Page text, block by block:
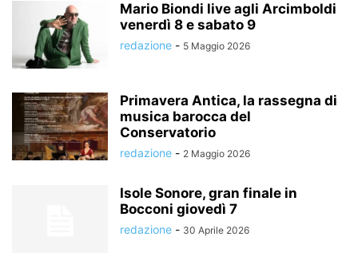
Mario Biondi live agli Arcimboldi
venerdì 8 e sabato 9
redazione - 5 Maggio 2026
Primavera Antica, la rassegna di
musica barocca del
Conservatorio
redazione - 2 Maggio 2026
Isole Sonore, gran finale in
Bocconi giovedì 7
redazione - 30 Aprile 2026